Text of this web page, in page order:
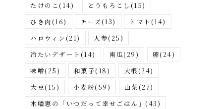
たけのこ(14) とうもろこし (15)
ひき肉(16) チーズ(13) トマト (14)
ハロウィン(21) 人参(25)
冷たいデザート (14) 南瓜(29) 卵(24)
味噌(25) 和菓子(18) 大根(24)
大豆(15) 小麦粉(59) 山菜(27)
木幡恵の「いつだって幸せごはん」 (43)